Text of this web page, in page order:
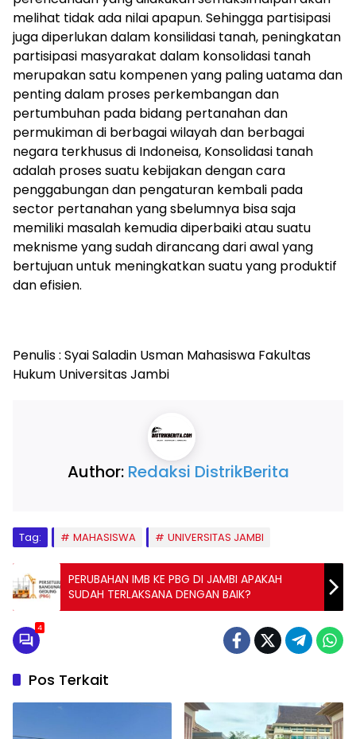
melihat tidak ada nilai apapun. Sehingga partisipasi
juga diperlukan dalam konsilidasi tanah, peningkatan
partisipasi masyarakat dalam konsolidasi tanah
merupakan satu kompenen yang paling uatama dan
penting dalam proses perkembangan dan
pertumbuhan pada bidang pertanahan dan
permukiman di berbagai wilayah dan berbagai
negara terkhusus di Indoneisa, Konsolidasi tanah
adalah proses suatu kebijakan dengan cara
penggabungan dan pengaturan kembali pada
sector pertanahan yang sbelumnya bisa saja
memiliki masalah kemudia diperbaiki atau suatu
meknisme yang sudah dirancang dari awal yang
bertujuan untuk meningkatkan suatu yang produktif
dan efisien.
Penulis : Syai Saladin Usman Mahasiswa Fakultas
Hukum Universitas Jambi
Author: Redaksi DistrikBerita
Tag: MAHASISWA UNIVERSITAS JAMBI
PERUBAHAN IMB KE PBG DI JAMBI APAKAH
SUDAH TERLAKSANA DENGAN BAIK?
4
Pos Terkait